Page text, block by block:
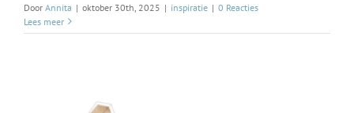
Door Annita | oktober 30th, 2025 | inspiratie | 0 Reacties
Lees meer